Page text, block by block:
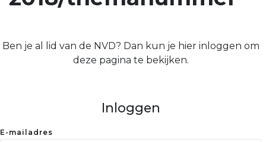
Ben je al lid van de NVD? Dan kun je hier inloggen om
deze pagina te bekijken.
Inloggen
E-mailadres